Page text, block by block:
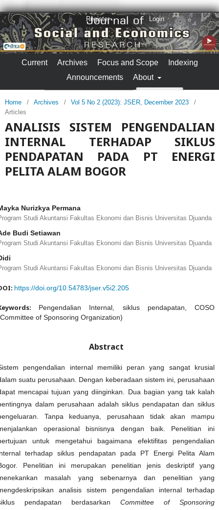
Current Archives Focus and Scope
Indexing
Announcements
About
Register Login
Home / Archives / Vol 5 No 2 (2023): JSER, December 2023
/
Articles
ANALISIS SISTEM PENGENDALIAN
INTERNAL TERHADAP SIKLUS
PENDAPATAN PADA PT ENERGI
PELITA ALAM BOGOR
Nurizkya Permana
Studi Akuntansi Fakultas Ekonomi dan Bisnis Universitas Djuanda
Budi Setiawan
Studi Akuntansi Fakultas Ekonomi dan Bisnis Universitas Djuanda
Studi Akuntansi Fakultas Ekonomi dan Bisnis Universitas Djuanda
https://doi.org/10.54783/jser.v5i2.205
Pengendalian Internal, siklus pendapatan, COSO
of Sponsoring Organization)
Abstract
pengendalian internal memiliki peran yang sangat krusial
suatu perusahaan. Dengan keberadaan sistem ini, perusahaan
mencapai tujuan yang diinginkan. Dua bagian yang tak kalah
dalam perusahaan adalah siklus pendapatan dan siklus
Tanpa keduanya, perusahaan tidak akan mampu
operasional bisnisnya dengan baik. Penelitian ini
untuk mengetahui bagaimana efektifitas pengendalian
terhadap siklus pendapatan pada PT Energi Pelita Alam
Penelitian ini merupakan penelitian jenis deskriptif yang
masalah yang sebenarnya dan penelitian yang
analisis sistem pengendalian internal terhadap
pendapatan berdasarkan Committee of Sponsoring